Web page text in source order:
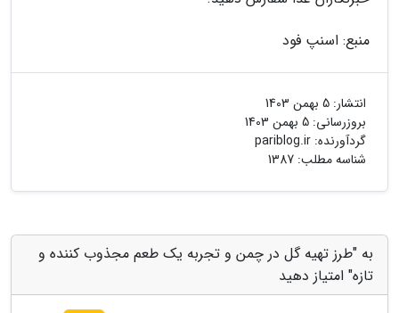
منبع: اسنپ فود
انتشار: 5 بهمن 1403
بروزرسانی: 5 بهمن 1403
گردآورنده: pariblog.ir
شناسه مطلب: 1387
به "طرز تهیه گل در چمن و تجربه یک طعم مجذوب کننده و
تازه" امتیاز دهید